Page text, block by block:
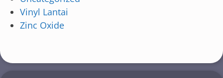
Vinyl Lantai
Zinc Oxide